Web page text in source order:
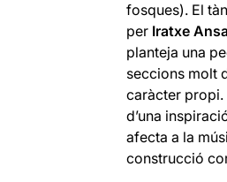
fosques). El
per Iratxe Ansa
planteja una
seccions molt
caràcter
d’una
afecta a la
construcció